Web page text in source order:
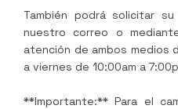
También podrá solicitar
nuestro correo o
atención de ambos medios
a viernes de 10:00am a
**Importante:** Para el